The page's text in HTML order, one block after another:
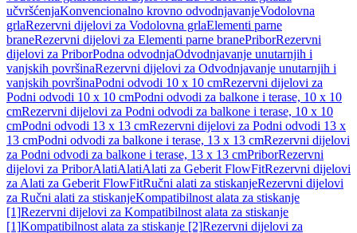
učvršćenjaKonvencionalno krovno odvodnjavanjeVodolovna
grlaRezervni dijelovi za Vodolovna grlaElementi parne
braneRezervni dijelovi za Elementi parne branePriborRezervni
dijelovi za PriborPodna odvodnjaOdvodnjavanje unutarnjih i
vanjskih površinaRezervni dijelovi za Odvodnjavanje unutarnjih i
vanjskih površinaPodni odvodi 10 x 10 cmRezervni dijelovi za
Podni odvodi 10 x 10 cmPodni odvodi za balkone i terase, 10 x 10
cmRezervni dijelovi za Podni odvodi za balkone i terase, 10 x 10
cmPodni odvodi 13 x 13 cmRezervni dijelovi za Podni odvodi 13 x
13 cmPodni odvodi za balkone i terase, 13 x 13 cmRezervni dijelovi
za Podni odvodi za balkone i terase, 13 x 13 cmPriborRezervni
dijelovi za PriborAlatiAlatiAlati za Geberit FlowFitRezervni dijelovi
za Alati za Geberit FlowFitRučni alati za stiskanjeRezervni dijelovi
za Ručni alati za stiskanjeKompatibilnost alata za stiskanje
[1]Rezervni dijelovi za Kompatibilnost alata za stiskanje
[1]Kompatibilnost alata za stiskanje [2]Rezervni dijelovi za